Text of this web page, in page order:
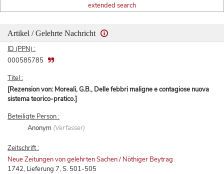
extended search
Artikel / Gelehrte Nachricht
ID (PPN) :
000585785
Titel :
[Rezension von: Moreali, G.B., Delle febbri maligne e contagiose nuova
sistema teorico-pratico.]
Beteiligte Person :
Anonym (Verfasser)
Zeitschrift :
Neue Zeitungen von gelehrten Sachen / Nöthiger Beytrag
1742, Lieferung 7, S. 501-505